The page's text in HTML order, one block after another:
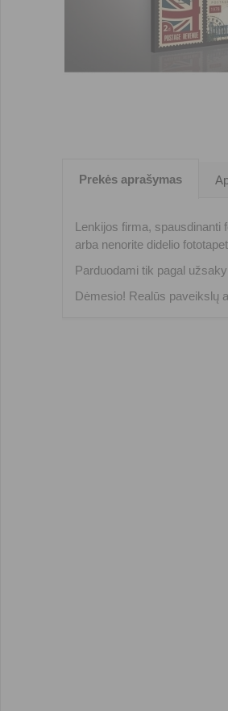
Prekės aprašymas
Lenkijos firma, spausdinanti
arba nenorite didelio
Parduodami tik pagal
Dėmesio! Realūs paveikslų